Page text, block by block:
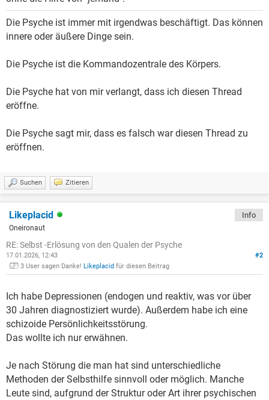
Die Psyche ist immer mit irgendwas beschäftigt. Das können
innere oder äußere Dinge sein.
Die Psyche ist die Kommandozentrale des Körpers.
Die Psyche hat von mir verlangt, dass ich diesen Thread
eröffne.
Die Psyche sagt mir, dass es falsch war diesen Thread zu
eröffnen.
Suchen Zitieren
Likeplacid
Oneironaut
Info
RE: Selbst -Erlösung von den Qualen der Psyche
#2
17.01.2026, 12:43
3 User sagen Danke! Likeplacid für diesen Beitrag
Ich habe Depressionen (endogen und reaktiv, was vor über
30 Jahren diagnostiziert wurde). Außerdem habe ich eine
schizoide Persönlichkeitsstörung.
Das wollte ich nur erwähnen.
Je nach Störung die man hat sind unterschiedliche
Methoden der Selbsthilfe sinnvoll oder möglich. Manche
Leute sind, aufgrund der Struktur oder Art ihrer psychischen